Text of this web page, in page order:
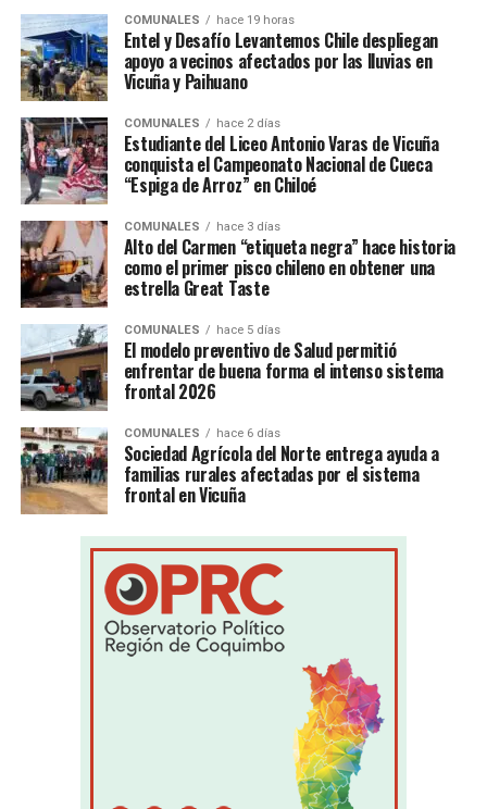
COMUNALES hace 19 horas
Entel y Desafío Levantemos Chile despliegan
apoyo a vecinos afectados por las lluvias en
Vicuña y Paihuano
COMUNALES hace 2 días
Estudiante del Liceo Antonio Varas de Vicuña
conquista el Campeonato Nacional de Cueca
“Espiga de Arroz” en Chiloé
COMUNALES hace 3 días
Alto del Carmen “etiqueta negra” hace historia
como el primer pisco chileno en obtener una
estrella Great Taste
COMUNALES hace 5 días
El modelo preventivo de Salud permitió
enfrentar de buena forma el intenso sistema
frontal 2026
COMUNALES hace 6 días
Sociedad Agrícola del Norte entrega ayuda a
familias rurales afectadas por el sistema
frontal en Vicuña